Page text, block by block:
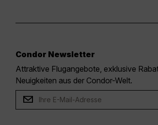
Condor Newsletter
Attraktive Flugangebote, exklusive
Neuigkeiten aus der Condor-Welt.